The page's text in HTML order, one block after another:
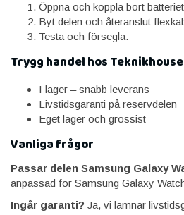
Öppna och koppla bort
Byt delen och återanslut
Testa och försegla.
Trygg handel hos Teknikhouse
I lager – snabb leverans
Livstidsgaranti på reservdelen
Eget lager och grossist
Vanliga frågor
Passar delen Samsung Galaxy
anpassad för Samsung Galaxy
Ingår garanti? Ja, vi lämnar